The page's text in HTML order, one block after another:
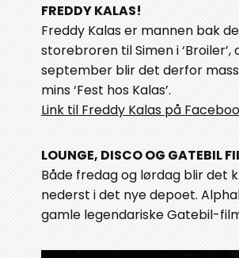
FREDDY KALAS!
Freddy Kalas er mannen bak
storebroren til Simen i
september blir det derfor
mins ‘Fest hos Kalas’.
Link til Freddy Kalas på
LOUNGE, DISCO OG GATEBIL
Både fredag og lørdag blir det
nederst i det nye depoet.
gamle legendariske Gatebil-